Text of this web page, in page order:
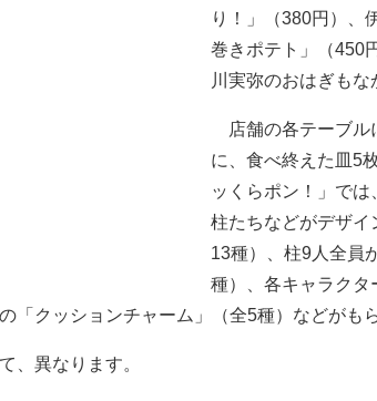
り！」（380円）、
巻きポテト」（450
川実弥のおはぎもな
店舗の各テーブル
に、食べ終えた皿5
ッくらポン！」では
柱たちなどがデザイ
13種）、柱9人全員
種）、各キャラクタ
「クッションチャーム」（全5種）などがも
異なります。